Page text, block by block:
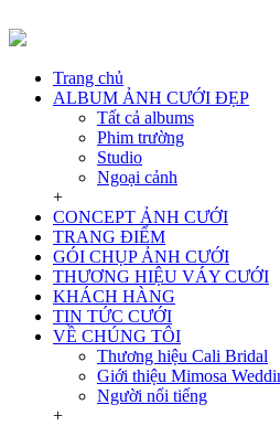
Trang chủ
ALBUM ẢNH CƯỚI ĐẸP
Tất cả albums
Phim trường
Studio
Ngoại cảnh
+
CONCEPT ẢNH CƯỚI
TRANG ĐIỂM
GÓI CHỤP ẢNH CƯỚI
THƯƠNG HIỆU VÁY CƯỚI
KHÁCH HÀNG
TIN TỨC CƯỚI
VỀ CHÚNG TÔI
Thương hiệu Cali Bridal
Giới thiệu Mimosa
Người nổi tiếng
+